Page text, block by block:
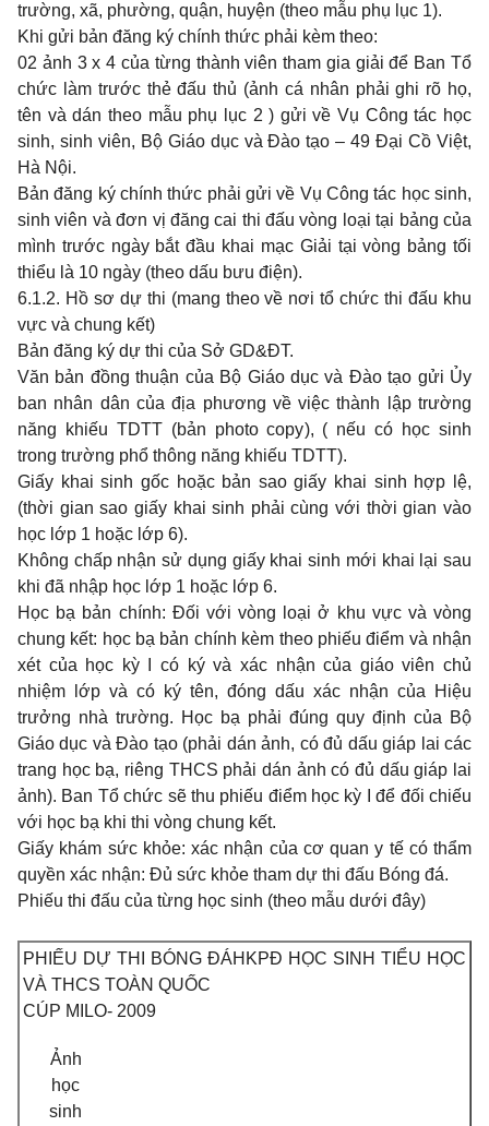
trường, xã, phường, quận, huyện (theo mẫu phụ lục 1).
Khi gửi bản đăng ký chính thức phải kèm theo:
02 ảnh 3 x 4 của từng thành viên tham gia giải để Ban Tổ
chức làm trước thẻ đấu thủ (ảnh cá nhân phải ghi rõ họ,
tên và dán theo mẫu phụ lục 2 ) gửi về Vụ Công tác học
sinh, sinh viên, Bộ Giáo dục và Đào tạo – 49 Đại Cồ Việt,
Hà Nội.
Bản đăng ký chính thức phải gửi về Vụ Công tác học sinh,
sinh viên và đơn vị đăng cai thi đấu vòng loại tại bảng của
mình trước ngày bắt đầu khai mạc Giải tại vòng bảng tối
thiểu là 10 ngày (theo dấu bưu điện).
6.1.2. Hồ sơ dự thi (mang theo về nơi tổ chức thi đấu khu
vực và chung kết)
Bản đăng ký dự thi của Sở GD&ĐT.
Văn bản đồng thuận của Bộ Giáo dục và Đào tạo gửi Ủy
ban nhân dân của địa phương về việc thành lập trường
năng khiếu TDTT (bản photo copy), ( nếu có học sinh
trong trường phổ thông năng khiếu TDTT).
Giấy khai sinh gốc hoặc bản sao giấy khai sinh hợp lệ,
(thời gian sao giấy khai sinh phải cùng với thời gian vào
học lớp 1 hoặc lớp 6).
Không chấp nhận sử dụng giấy khai sinh mới khai lại sau
khi đã nhập học lớp 1 hoặc lớp 6.
Học bạ bản chính: Đối với vòng loại ở khu vực và vòng
chung kết: học bạ bản chính kèm theo phiếu điểm và nhận
xét của học kỳ I có ký và xác nhận của giáo viên chủ
nhiệm lớp và có ký tên, đóng dấu xác nhận của Hiệu
trưởng nhà trường. Học bạ phải đúng quy định của Bộ
Giáo dục và Đào tạo (phải dán ảnh, có đủ dấu giáp lai các
trang học bạ, riêng THCS phải dán ảnh có đủ dấu giáp lai
ảnh). Ban Tổ chức sẽ thu phiếu điểm học kỳ I để đối chiếu
với học bạ khi thi vòng chung kết.
Giấy khám sức khỏe: xác nhận của cơ quan y tế có thẩm
quyền xác nhận: Đủ sức khỏe tham dự thi đấu Bóng đá.
Phiếu thi đấu của từng học sinh (theo mẫu dưới đây)
PHIẾU DỰ THI BÓNG ĐÁHKPĐ HỌC SINH TIỂU HỌC
VÀ THCS TOÀN QUỐC
CÚP MILO- 2009
Ảnh
học
sinh